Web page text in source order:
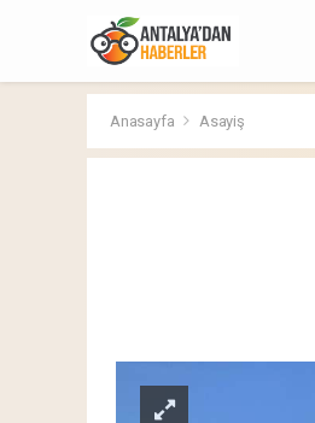
Anasayfa Asayiş